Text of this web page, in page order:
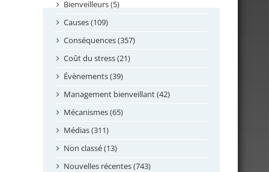
septembre 2024
août 2024
juillet 2024
juin 2024
mai 2024
avril 2024
février 2024
janvier 2024
novembre 2023
octobre 2023
Bienveilleurs (5)
Causes (109)
Conséquences (357)
Coût du stress (21)
Évènements (39)
Management bienveillant (42)
Mécanismes (65)
Médias (311)
Non classé (13)
Nouvelles récentes (743)